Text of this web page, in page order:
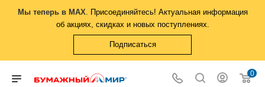
Мы теперь в MAX. Присоединяйтесь! Актуальная информация
об акциях, скидках и новых поступлениях.
Подписаться
0